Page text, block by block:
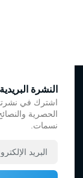
النشرة البريدية
اشترك في
الحصرية
نسمات.